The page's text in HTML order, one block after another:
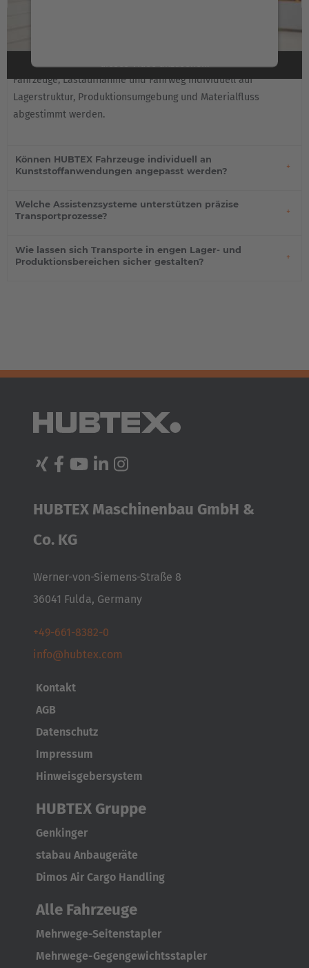
Mehr Informationen
Powered byUsercentrics Consent Management
Platform
Übergabepunkte wichtig. Je nach Anwendung können
Fahrzeuge, Lastaufnahme und Fahrweg individuell auf
Lagerstruktur, Produktionsumgebung und Materialfluss
abgestimmt werden.
Können HUBTEX Fahrzeuge individuell an
Kunststoffanwendungen angepasst werden?
Welche Assistenzsysteme unterstützen präzise
Transportprozesse?
Wie lassen sich Transporte in engen Lager- und
Produktionsbereichen sicher gestalten?
HUBTEX Maschinenbau GmbH &
Co. KG
Werner-von-Siemens-Straße 8
36041 Fulda, Germany
+49-661-8382-0
info@hubtex.com
Kontakt
AGB
Datenschutz
Impressum
Hinweisgebersystem
HUBTEX Gruppe
Genkinger
stabau Anbaugeräte
Dimos Air Cargo Handling
Alle Fahrzeuge
Mehrwege-Seitenstapler
Mehrwege-Gegengewichtsstapler